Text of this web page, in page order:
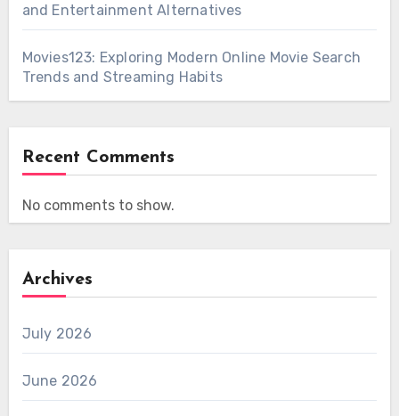
and Entertainment Alternatives
Movies123: Exploring Modern Online Movie Search
Trends and Streaming Habits
Recent Comments
No comments to show.
Archives
July 2026
June 2026